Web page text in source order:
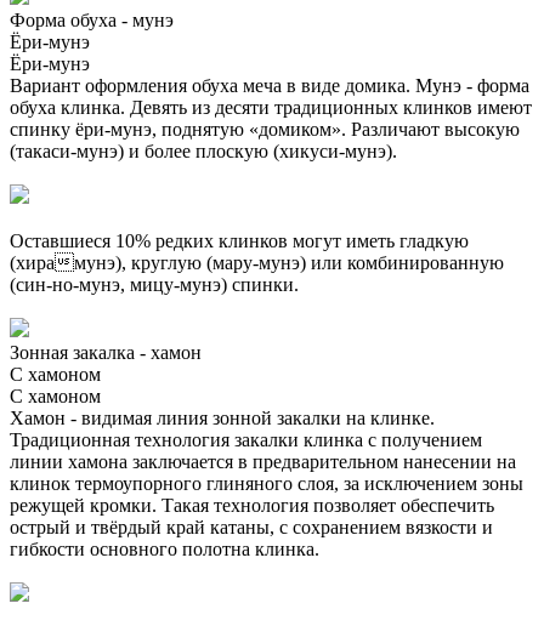
Форма обуха - мунэ
Ёри-мунэ
Ёри-мунэ
Вариант оформления обуха меча в виде домика. Мунэ - форма
обуха клинка. Девять из десяти традиционных клинков имеют
спинку ёри-мунэ, поднятую «домиком». Различают высокую
(такаси-мунэ) и более плоскую (хикуси-мунэ).
Оставшиеся 10% редких клинков могут иметь гладкую
(хирамунэ), круглую (мару-мунэ) или комбинированную
(син-но-мунэ, мицу-мунэ) спинки.
Зонная закалка - хамон
С хамоном
С хамоном
Хамон - видимая линия зонной закалки на клинке.
Традиционная технология закалки клинка с получением
линии хамона заключается в предварительном нанесении на
клинок термоупорного глиняного слоя, за исключением зоны
режущей кромки. Такая технология позволяет обеспечить
острый и твёрдый край катаны, с сохранением вязкости и
гибкости основного полотна клинка.